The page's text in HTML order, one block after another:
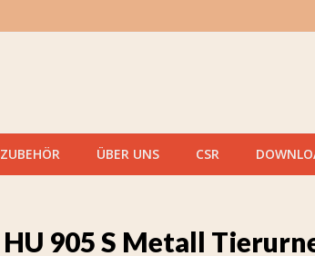
ZUBEHÖR ÜBER UNS CSR
HU 905 S Metall